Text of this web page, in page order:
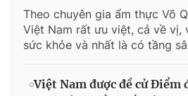
Theo chuyên gia ẩm thực Võ
Việt Nam rất ưu việt, cả về vị,
sức khỏe và nhất là có tầng
Việt Nam được đề cử Điểm